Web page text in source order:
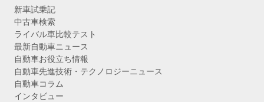
新車試乗記
中古車検索
ライバル車比較テスト
最新自動車ニュース
自動車お役立ち情報
自動車先進技術・テクノロジーニュース
自動車コラム
インタビュー